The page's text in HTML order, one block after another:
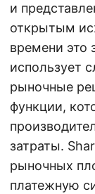
и
открытым
времени это
использует
рыночные
функции,
затраты.
рыночных
платежную